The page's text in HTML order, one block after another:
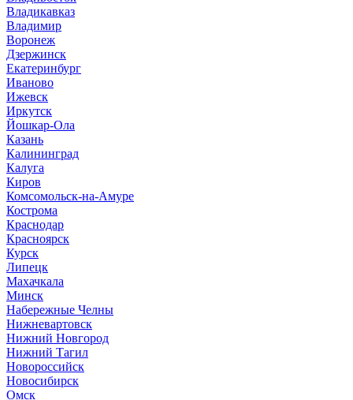
Владикавказ
Владимир
Воронеж
Дзержинск
Екатеринбург
Иваново
Ижевск
Иркутск
Йошкар-Ола
Казань
Калининград
Калуга
Киров
Комсомольск-на-Амуре
Кострома
Краснодар
Красноярск
Курск
Липецк
Махачкала
Минск
Набережные Челны
Нижневартовск
Нижний Новгород
Нижний Тагил
Новороссийск
Новосибирск
Омск